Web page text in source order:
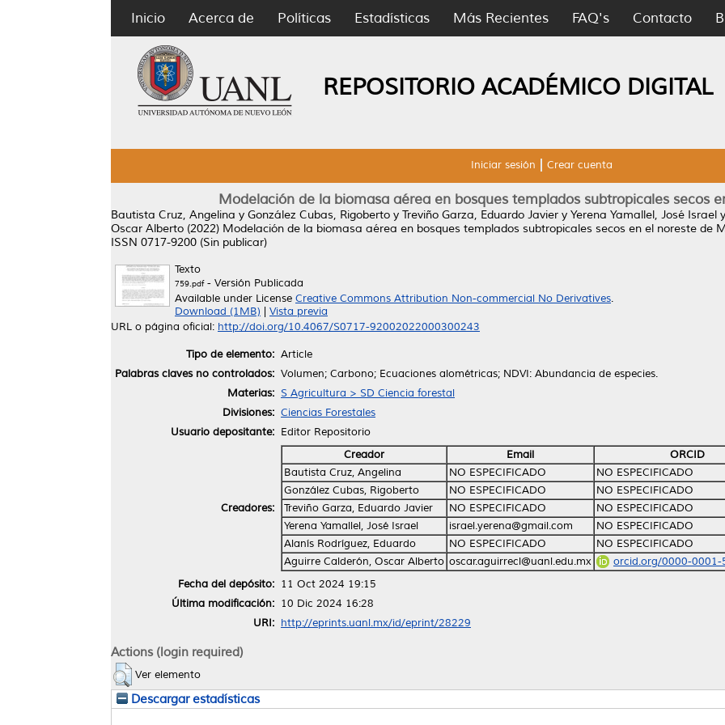
Inicio Acerca de Políticas Estadísticas Más Recientes FAQ's Contacto
REPOSITORIO ACADÉMICO DIGITAL
Iniciar sesión Crear cuenta
Modelación de la biomasa aérea en bosques templados subtropicales secos
Bautista Cruz, Angelina y González Cubas, Rigoberto y Treviño Garza, Eduardo Javier y Yerena Yamallel, José Israel y
Oscar Alberto (2022) Modelación de la biomasa aérea en bosques templados subtropicales secos en el noreste de
ISSN 0717-9200 (Sin publicar)
Texto
759.pdf- Versión Publicada
Available under License Creative Commons Attribution Non-commercial No Derivatives.
Download (1MB)
Vista previa
URL o página oficial: http://doi.org/10.4067/S0717-92002022000300243
Tipo de elemento: Article
Palabras claves no controlados: Volumen; Carbono; Ecuaciones alométricas; NDVI: Abundancia de especies.
Materias: S Agricultura > SD Ciencia forestal
Divisiones: Ciencias Forestales
Usuario depositante: Editor Repositorio
Creadores:
Creador Email
ORCID
Bautista Cruz, Angelina
NO ESPECIFICADO
NO ESPECIFICADO
González Cubas, Rigoberto
NO ESPECIFICADO
NO ESPECIFICADO
Treviño Garza, Eduardo Javier
NO ESPECIFICADO
NO ESPECIFICADO
Yerena Yamallel, José Israel
israel.yerena@gmail.com
NO ESPECIFICADO
Alanís Rodríguez, Eduardo
NO ESPECIFICADO
NO ESPECIFICADO
Aguirre Calderón, Oscar Alberto oscar.aguirrecl@uanl.edu.mx
orcid.org/0000-0001-
Fecha del depósito: 11 Oct 2024 19:15
Última modificación: 10 Dic 2024 16:28
URI: http://eprints.uanl.mx/id/eprint/28229
Actions (login required)
Ver elemento
Descargar estadísticas